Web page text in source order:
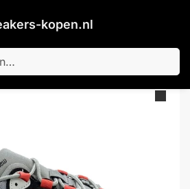
kopen.nl
Nike Renew Element 55- Sneakers/ Sportschoenen Unisex- Maat 38.5